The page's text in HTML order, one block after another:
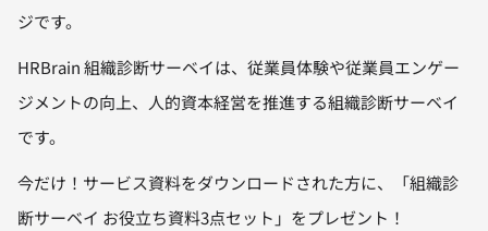
ジです。
HRBrain 組織診断サーベイは、従業員体験や従業員エンゲー
ジメントの向上、人的資本経営を推進する組織診断サーベイ
です。
今だけ！サービス資料をダウンロードされた方に、「組織診
断サーベイ お役立ち資料3点セット」をプレゼント！